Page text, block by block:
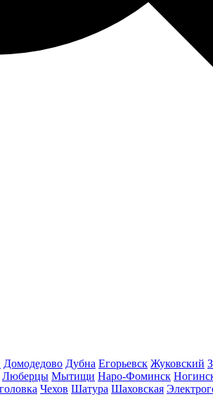
Домодедово Дубна Егорьевск Жуковский
Люберцы Мытищи Наро-Фоминск
Чехов Шатура Шаховская